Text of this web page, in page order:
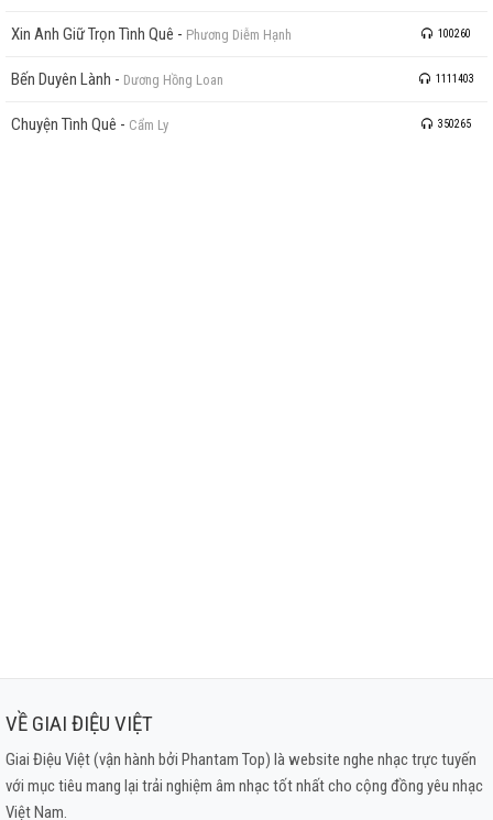
Xin Anh Giữ Trọn Tình Quê - Phương Diễm Hạnh 100260
Bến Duyên Lành - Dương Hồng Loan 1111403
Chuyện Tình Quê - Cẩm Ly 350265
VỀ GIAI ĐIỆU VIỆT
Giai Điệu Việt (vận hành bởi Phantam Top) là website nghe nhạc trực tuyến
với mục tiêu mang lại trải nghiệm âm nhạc tốt nhất cho cộng đồng yêu nhạc
Việt Nam.